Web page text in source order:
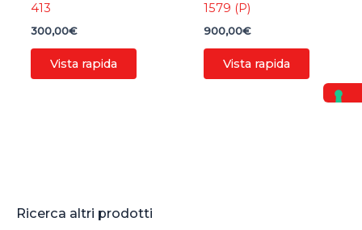
Ricerca altri prodotti
413
300,00€
Vista rapida
1579 (P)
900,00€
Vista rapida